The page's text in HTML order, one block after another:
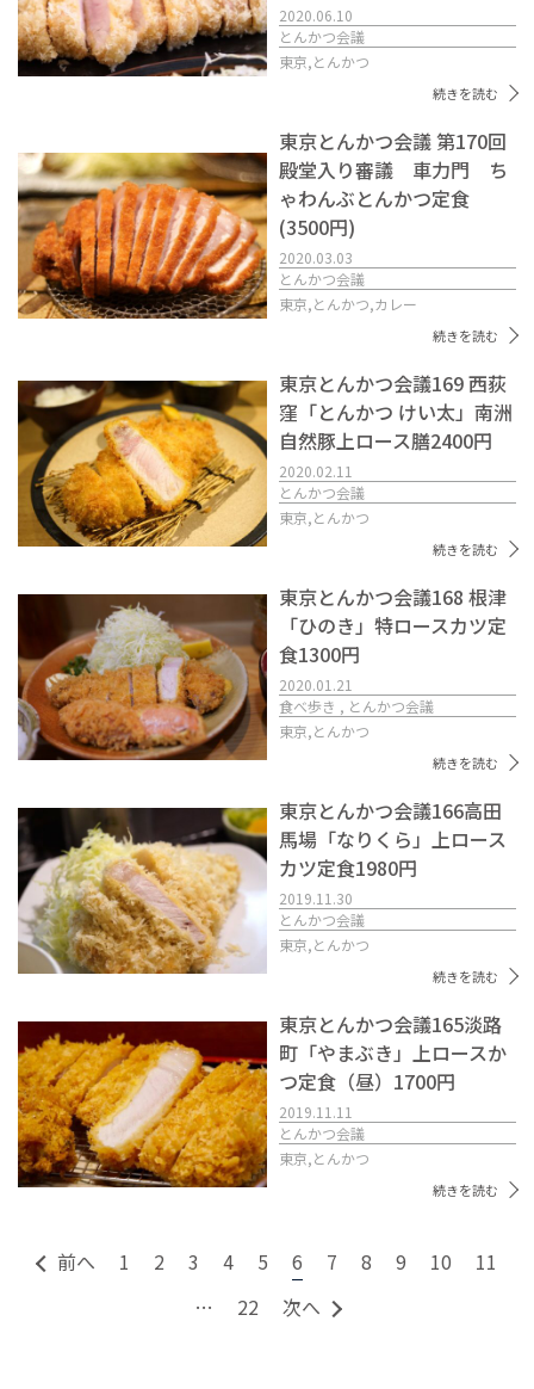
2020.06.10
とんかつ会議
東京,とんかつ
続きを読む
東京とんかつ会議 第170回
殿堂入り審議 車力門 ち
ゃわんぶとんかつ定食
(3500円)
2020.03.03
とんかつ会議
東京,とんかつ,カレー
続きを読む
東京とんかつ会議169 西荻
窪「とんかつ けい太」南洲
自然豚上ロース膳2400円
2020.02.11
とんかつ会議
東京,とんかつ
続きを読む
東京とんかつ会議168 根津
「ひのき」特ロースカツ定
食1300円
2020.01.21
食べ歩き , とんかつ会議
東京,とんかつ
続きを読む
東京とんかつ会議166高田
馬場「なりくら」上ロース
カツ定食1980円
2019.11.30
とんかつ会議
東京,とんかつ
続きを読む
東京とんかつ会議165淡路
町「やまぶき」上ロースか
つ定食（昼）1700円
2019.11.11
とんかつ会議
東京,とんかつ
続きを読む
前へ 1 2 3 4 5 6 7 8 9 10
11
…
22 次へ